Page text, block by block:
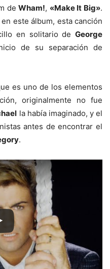
deWham!, «Make It Big».
este álbum, esta canción
en solitario de George
de su separación de
es uno de los elementos
originalmente no fue
la había imaginado, y el
antes de encontrar el
.